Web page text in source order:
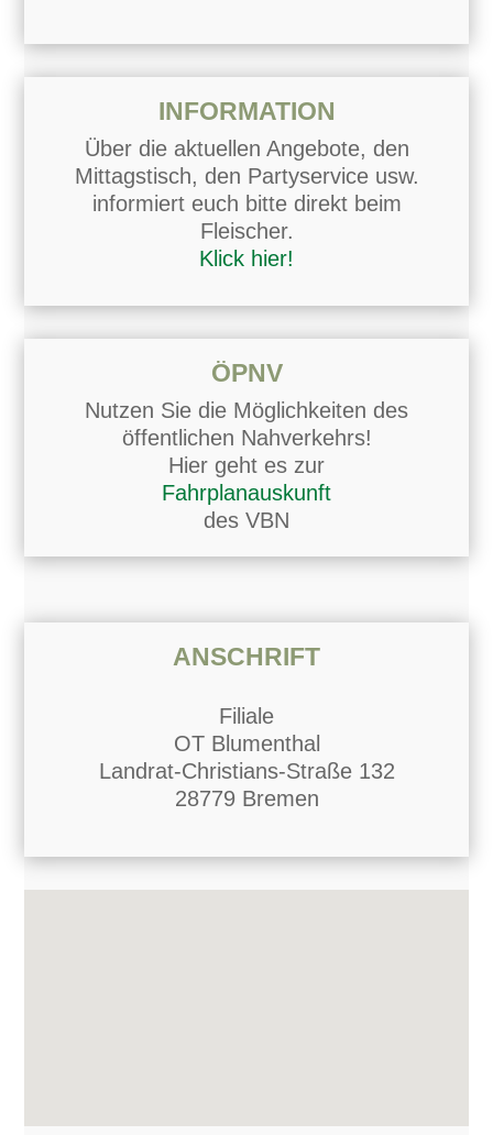
INFORMATION
Über die aktuellen Angebote, den
Mittagstisch, den Partyservice usw.
informiert euch bitte direkt beim
Fleischer.
Klick hier!
ÖPNV
Nutzen Sie die Möglichkeiten des
öffentlichen Nahverkehrs!
Hier geht es zur
Fahrplanauskunft
des VBN
ANSCHRIFT
Filiale
OT Blumenthal
Landrat-Christians-Straße 132
28779 Bremen